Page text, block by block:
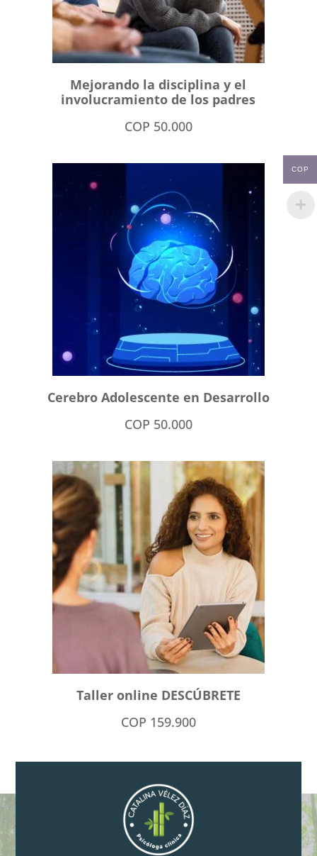
Mejorando la disciplina y el
involucramiento de los padres
COP 50.000
Cerebro Adolescente en Desarrollo
COP 50.000
Taller online DESCÚBRETE
COP 159.900
COP